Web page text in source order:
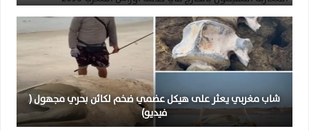
شاب مغربي يعثر على هيكل عضمي ضخم لكائن بحري مجهول (
فيديو)